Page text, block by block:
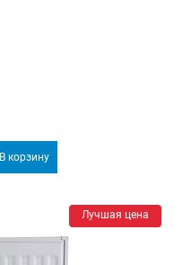
В корзину
Лучшая цена